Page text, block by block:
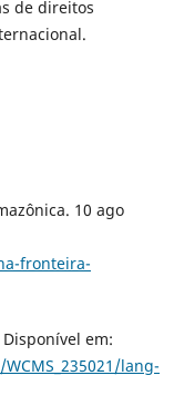
de direitos
10 ago
fronteira-
em:
lang-